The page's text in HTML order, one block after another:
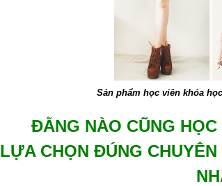
Sản phẩm học viên khóa
ĐẰNG NÀO CŨNG
LỰA CHỌN ĐÚNG